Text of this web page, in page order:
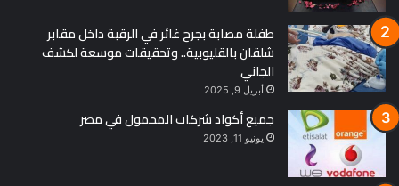
طفلة مصابة بجرح غائر في الرقبة داخل مقابر
شلقان بالقليوبية.. وتحقيقات موسعة لكشف
الجاني
أبريل 9, 2025
جميع أكواد شركات المحمول في مصر
يونيو 11, 2023